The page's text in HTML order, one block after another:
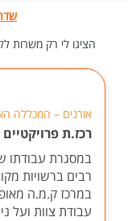
הציגו לי רק משרות
אורנים – המכללה
רכז.ת
במסגרת עבודתו
רבים ברשויות
במרכז ק.מ.ה
עבודת צוות ועל